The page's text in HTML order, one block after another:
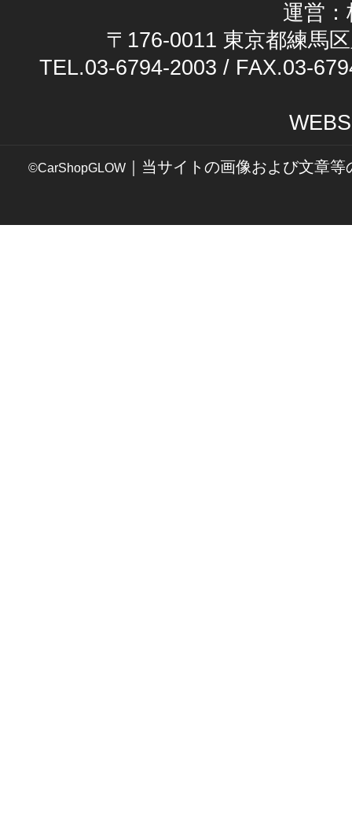
運営
〒176-0011 東京都練馬
TEL.03-6794-2003 / FAX.03-
©CarShopGLOW ｜当サイトの画像および文章